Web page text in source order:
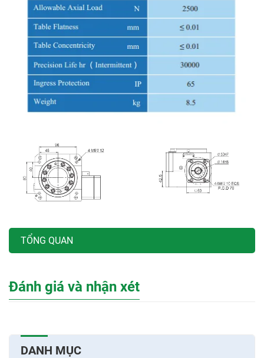
DANH MỤC
TỔNG QUAN
Đánh giá và nhận xét